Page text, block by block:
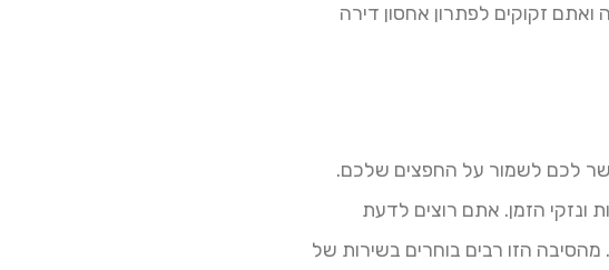
זקוקים לפתרון אחסון דירה
לכם לשמור על החפצים שלכם.
ונזקי הזמן. אתם רוצים לדעת
הזו רבים בוחרים בשירות של